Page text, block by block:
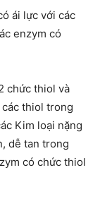
ái lực với các
enzym có
chức thiol và
thiol trong
Kim loại nặng
dễ tan trong
có chức thiol